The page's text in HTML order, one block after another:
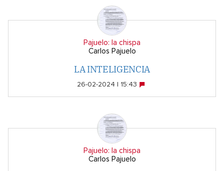
Pajuelo: la chispa
Carlos Pajuelo
LA INTELIGENCIA
26-02-2024 | 15:43
Pajuelo: la chispa
Carlos Pajuelo